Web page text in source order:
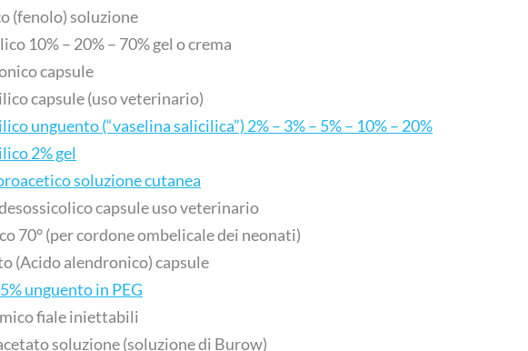
(fenolo) soluzione
10% – 20% – 70% gel o crema
capsule
capsule (uso veterinario)
unguento (“vaselina salicilica”) 2% – 3% – 5% – 10% – 20%
2% gel
soluzione cutanea
capsule uso veterinario
70° (per cordone ombelicale dei neonati)
(Acido alendronico) capsule
unguento in PEG
fiale iniettabili
soluzione (soluzione di Burow)